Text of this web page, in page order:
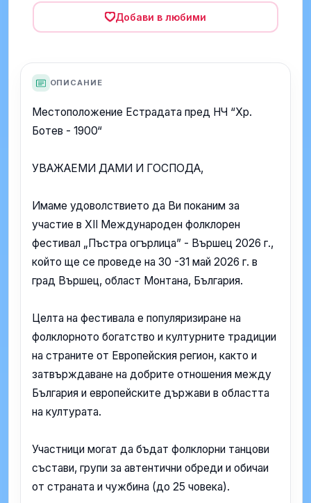
Добави в любими
ОПИСАНИЕ
Местоположение Естрадата пред НЧ “Хр.
Ботев - 1900“
УВАЖАЕМИ ДАМИ И ГОСПОДА,
Имаме удоволствието да Ви поканим за
участие в ХII Международeн фолклорен
фестивал „Пъстра огърлица” - Вършец 2026 г.,
който ще се проведе на 30 -31 май 2026 г. в
град Вършец, област Монтана, България.
Целта на фестивала е популяризиране на
фолклорното богатство и културните традиции
на страните от Европейския регион, както и
затвърждаване на добрите отношения между
България и европейските държави в областта
на културата.
Участници могат да бъдат фолклорни танцови
състави, групи за автентични обреди и обичаи
от страната и чужбина (до 25 човека).